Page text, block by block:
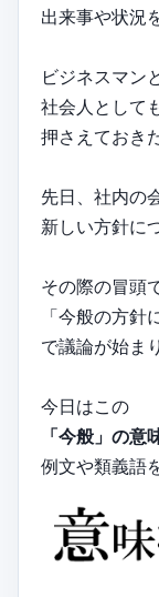
出来事や状況
ビジネスマン
社会人として
押さえておき
先日、社内の
新しい方針に
その際の冒頭
「今般の方針
で議論が始ま
今日はこの
「今般」の意
例文や類義語